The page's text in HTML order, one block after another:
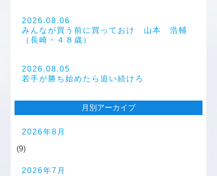
2026.08.06
みんなが買う前に買っておけ 山本 浩輔
（長崎・４８歳）
2026.08.05
若手が勝ち始めたら追い続けろ
月別アーカイブ
2026年8月
(9)
2026年7月